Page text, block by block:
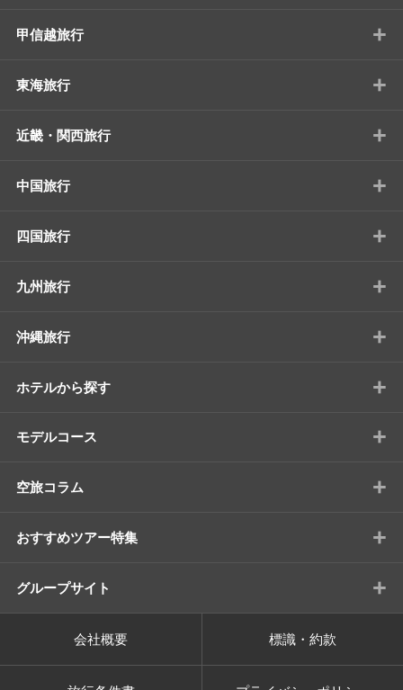
甲信越旅行 +
東海旅行 +
近畿・関西旅行 +
中国旅行 +
四国旅行 +
九州旅行 +
沖縄旅行 +
ホテルから探す +
モデルコース +
空旅コラム +
おすすめツアー特集 +
グループサイト +
会社概要 標識・約款